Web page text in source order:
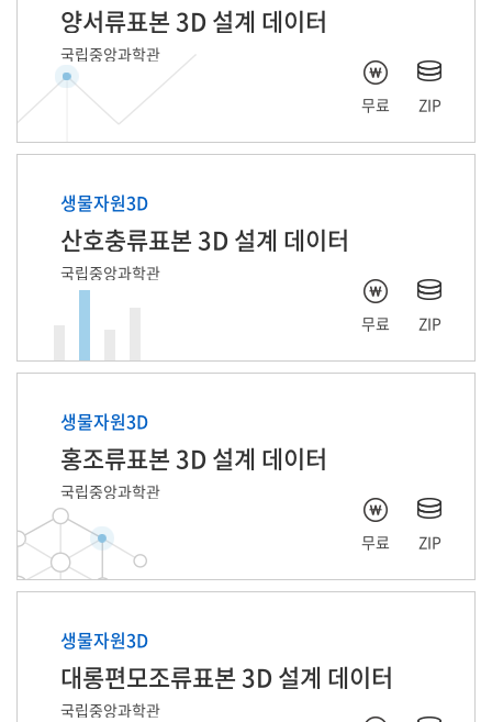
양서류표본 3D 설계 데이터
국립중앙과학관
무료 ZIP
생물자원3D
산호충류표본 3D 설계 데이터
국립중앙과학관
무료 ZIP
생물자원3D
홍조류표본 3D 설계 데이터
국립중앙과학관
무료 ZIP
생물자원3D
대롱편모조류표본 3D 설계 데이터
국립중앙과학관